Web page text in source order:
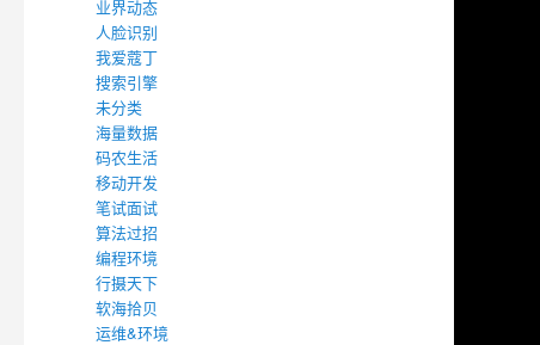
业界动态
人脸识别
我爱蔻丁
搜索引擎
未分类
海量数据
码农生活
移动开发
笔试面试
算法过招
编程环境
行摄天下
软海拾贝
运维&环境